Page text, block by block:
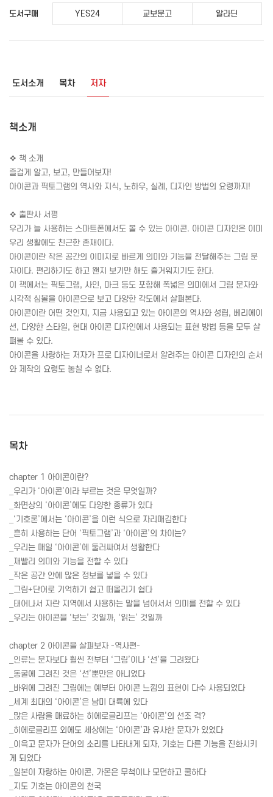
도서구매 YES24 교보문고 알라딘
도서소개 목차 저자
책소개
❖ 책 소개
즐겁게 알고, 보고, 만들어보자!
아이콘과 픽토그램의 역사와 지식, 노하우, 실례, 디자인 방법의 요령까지!
❖ 출판사 서평
우리가 늘 사용하는 스마트폰에서도 볼 수 있는 아이콘. 아이콘 디자인은 이미
우리 생활에도 친근한 존재이다.
아이콘이란 작은 공간의 이미지로 빠르게 의미와 기능을 전달해주는 그림 문
자이다. 편리하기도 하고 왠지 보기만 해도 즐거워지기도 한다.
이 책에서는 픽토그램, 사인, 마크 등도 포함해 폭넓은 의미에서 그림 문자와
시각적 심볼을 아이콘으로 보고 다양한 각도에서 살펴본다.
아이콘이란 어떤 것인지, 지금 사용되고 있는 아이콘의 역사와 성립, 베리에이
션, 다양한 스타일, 현대 아이콘 디자인에서 사용되는 표현 방법 등을 모두 살
펴볼 수 있다.
아이콘을 사랑하는 저자가 프로 디자이너로서 알려주는 아이콘 디자인의 순서
와 제작의 요령도 놓칠 수 없다.
목차
chapter 1 아이콘이란?
_우리가 ‘아이콘’이라 부르는 것은 무엇일까?
_화면상의 ‘아이콘’에도 다양한 종류가 있다
_‘기호론’에서는 ‘아이콘’을 이런 식으로 자리매김한다
_흔히 사용하는 단어 ‘픽토그램’과 ‘아이콘’의 차이는?
_우리는 매일 ‘아이콘’에 둘러싸여서 생활한다
_재빨리 의미와 기능을 전할 수 있다
_작은 공간 안에 많은 정보를 넣을 수 있다
_그림+단어로 기억하기 쉽고 떠올리기 쉽다
_태어나서 자란 지역에서 사용하는 말을 넘어서서 의미를 전할 수 있다
_우리는 아이콘을 ‘보는’ 것일까, ‘읽는’ 것일까
chapter 2 아이콘을 살펴보자 -역사편-
_인류는 문자보다 훨씬 전부터 ‘그림’이나 ‘선’을 그려왔다
_동굴에 그려진 것은 ‘선’뿐만은 아니었다
_바위에 그려진 그림에는 예부터 아이콘 느낌의 표현이 다수 사용되었다
_세계 최대의 ‘아이콘’은 남미 대륙에 있다
_많은 사람을 매료하는 히에로글리프는 ‘아이콘’의 선조 격?
_히에로글리프 외에도 세상에는 ‘아이콘’과 유사한 문자가 있었다
_이윽고 문자가 단어의 소리를 나타내게 되자, 기호는 다른 기능을 진화시키
게 되었다
_일본이 자랑하는 아이콘, 가몬은 무척이나 모던하고 쿨하다
_지도 기호는 아이콘의 천국